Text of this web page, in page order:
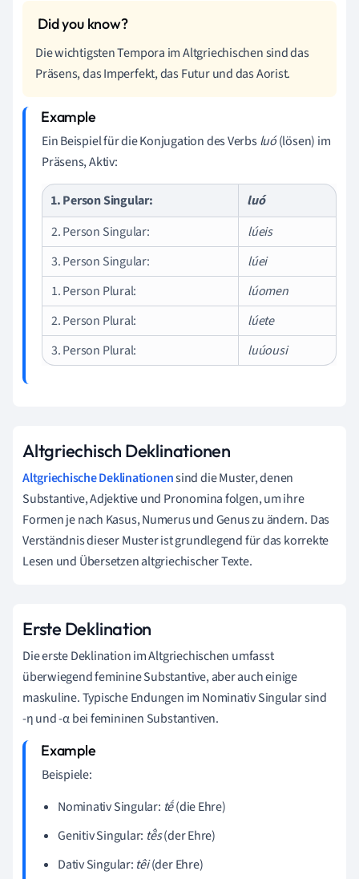
Die wichtigsten Tempora im Altgriechischen sind das
Präsens, das Imperfekt, das Futur und das Aorist.
Ein Beispiel für die Konjugation des Verbsluó(lösen) im
Präsens, Aktiv:
1. Person Singular:
luó
2. Person Singular:
lúeis
3. Person Singular:
lúei
1. Person Plural:
lúomen
2. Person Plural:
lúete
3. Person Plural:
luúousi
Altgriechisch Deklinationen
Altgriechische Deklinationensind die Muster, denen
Substantive, Adjektive und Pronomina folgen, um ihre
Formen je nach Kasus, Numerus und Genus zu ändern. Das
Verständnis dieser Muster ist grundlegend für das korrekte
Lesen und Übersetzen altgriechischer Texte.
Erste Deklination
Die erste Deklination im Altgriechischen umfasst
überwiegend feminine Substantive, aber auch einige
maskuline. Typische Endungen im Nominativ Singular sind
-η und -α bei femininen Substantiven.
Beispiele:
Nominativ Singular: tḗ(die Ehre)
Genitiv Singular: tē̂s(der Ehre)
Dativ Singular: têi(der Ehre)